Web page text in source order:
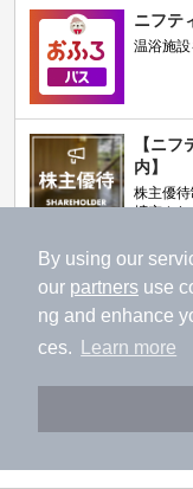
By using our
our partners use
ng and enhance
ces.
Learn more
ニフテ
温浴施
【ニ
内】
株主優
拡充さ
温泉TOP 北陸・甲信越
温浴施設を探す